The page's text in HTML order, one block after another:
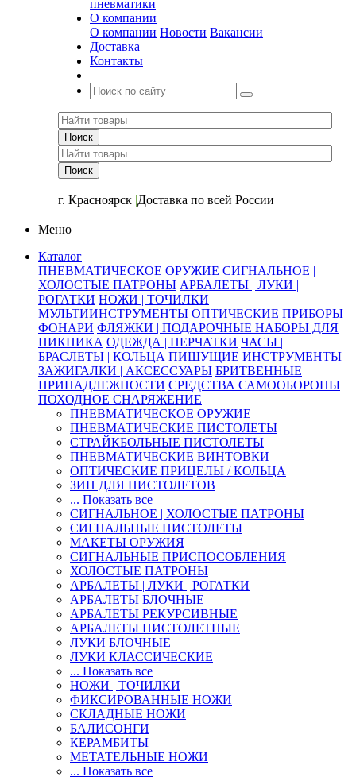
пневматики
О компании
О компании Новости Вакансии
Доставка
Контакты
г. Красноярск |Доставка по всей России
Меню
Каталог
ПНЕВМАТИЧЕСКОЕ ОРУЖИЕ СИГНАЛЬНОЕ |
ХОЛОСТЫЕ ПАТРОНЫ АРБАЛЕТЫ | ЛУКИ |
РОГАТКИ НОЖИ | ТОЧИЛКИ
МУЛЬТИИНСТРУМЕНТЫ ОПТИЧЕСКИЕ ПРИБОРЫ
ФОНАРИ ФЛЯЖКИ | ПОДАРОЧНЫЕ НАБОРЫ ДЛЯ
ПИКНИКА ОДЕЖДА | ПЕРЧАТКИ ЧАСЫ |
БРАСЛЕТЫ | КОЛЬЦА ПИШУЩИЕ ИНСТРУМЕНТЫ
ЗАЖИГАЛКИ | АКСЕССУАРЫ БРИТВЕННЫЕ
ПРИНАДЛЕЖНОСТИ СРЕДСТВА САМООБОРОНЫ
ПОХОДНОЕ СНАРЯЖЕНИЕ
ПНЕВМАТИЧЕСКОЕ ОРУЖИЕ
ПНЕВМАТИЧЕСКИЕ ПИСТОЛЕТЫ
СТРАЙКБОЛЬНЫЕ ПИСТОЛЕТЫ
ПНЕВМАТИЧЕСКИЕ ВИНТОВКИ
ОПТИЧЕСКИЕ ПРИЦЕЛЫ / КОЛЬЦА
ЗИП ДЛЯ ПИСТОЛЕТОВ
... Показать все
СИГНАЛЬНОЕ | ХОЛОСТЫЕ ПАТРОНЫ
СИГНАЛЬНЫЕ ПИСТОЛЕТЫ
МАКЕТЫ ОРУЖИЯ
СИГНАЛЬНЫЕ ПРИСПОСОБЛЕНИЯ
ХОЛОСТЫЕ ПАТРОНЫ
АРБАЛЕТЫ | ЛУКИ | РОГАТКИ
АРБАЛЕТЫ БЛОЧНЫЕ
АРБАЛЕТЫ РЕКУРСИВНЫЕ
АРБАЛЕТЫ ПИСТОЛЕТНЫЕ
ЛУКИ БЛОЧНЫЕ
ЛУКИ КЛАССИЧЕСКИЕ
... Показать все
НОЖИ | ТОЧИЛКИ
ФИКСИРОВАННЫЕ НОЖИ
СКЛАДНЫЕ НОЖИ
БАЛИСОНГИ
КЕРАМБИТЫ
МЕТАТЕЛЬНЫЕ НОЖИ
... Показать все